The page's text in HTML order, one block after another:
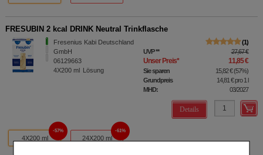
FRESUBIN 2 kcal DRINK Neutral Trinkflasche
Fresenius Kabi Deutschland
GmbH
06129663
4X200 ml Lösung
1
UVP** 27,67 €
Unser Preis* 11,85 €
Sie sparen 15,82 €(57%)
Grundpreis
14,81 €pro 1 l
MHD:
03/2027
Details
4X200 ml
57%
24X200 ml
61%